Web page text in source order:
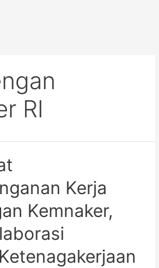
RI
Kerja
Kemnaker,